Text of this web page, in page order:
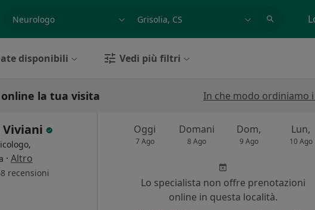
disponibili Vedi più filtri
la tua visita In che modo ordiniamo
Viviani
· Altro
recensioni
Oggi
7 Ago
Domani
8 Ago
Dom,
9 Ago
Lun,
10 Ago
Lo specialista non offre prenotazioni
online in questa località.